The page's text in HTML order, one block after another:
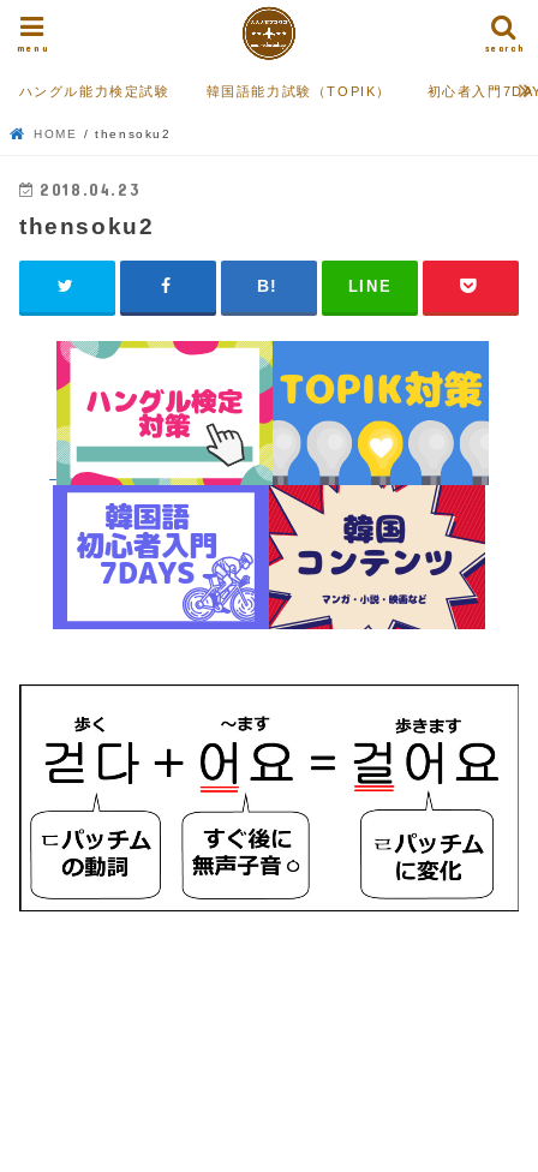
search
menu
ハングル能力検定試験 韓国語能力試験（TOPIK） 初心者入門
HOME thensoku2
2018.04.23
thensoku2
LINE